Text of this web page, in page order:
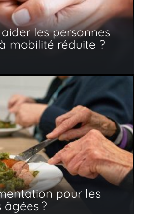
les personnes
mobilité réduite ?
pour les
âgées ?